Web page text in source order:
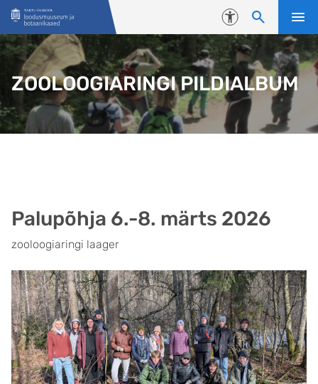
Liigu edasi põhisisu juurde
Juurdepääsetavus
ZOOLOOGIARINGI PILDIALBUM
Palupõhja 6.-8. märts 2026
zooloogiaringi laager